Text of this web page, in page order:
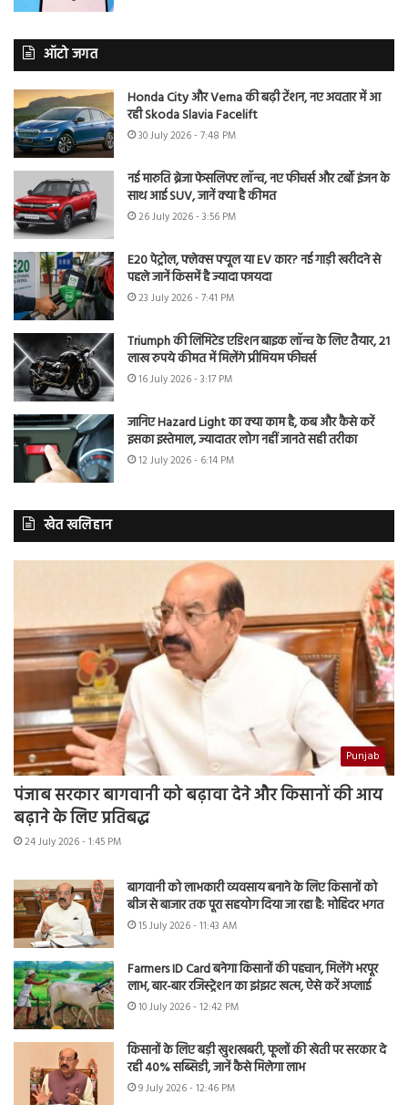
ऑटो जगत
Honda City और Verna की बढ़ी टेंशन, नए अवतार में आ
रही Skoda Slavia Facelift
30 July 2026 - 7:48 PM
नई मारुति ब्रेजा फेसलिफ्ट लॉन्च, नए फीचर्स और टर्बो इंजन के
साथ आई SUV, जानें क्या है कीमत
26 July 2026 - 3:56 PM
E20 पेट्रोल, फ्लेक्स फ्यूल या EV कार? नई गाड़ी खरीदने से
पहले जानें किसमें है ज्यादा फायदा
23 July 2026 - 7:41 PM
Triumph की लिमिटेड एडिशन बाइक लॉन्च के लिए तैयार, 21
लाख रुपये कीमत में मिलेंगे प्रीमियम फीचर्स
16 July 2026 - 3:17 PM
जानिए Hazard Light का क्या काम है, कब और कैसे करें
इसका इस्तेमाल, ज्यादातर लोग नहीं जानते सही तरीका
12 July 2026 - 6:14 PM
खेत खलिहान
Punjab
पंजाब सरकार बागवानी को बढ़ावा देने और किसानों की आय
बढ़ाने के लिए प्रतिबद्ध
24 July 2026 - 1:45 PM
बागवानी को लाभकारी व्यवसाय बनाने के लिए किसानों को
बीज से बाजार तक पूरा सहयोग दिया जा रहा है: मोहिंदर भगत
15 July 2026 - 11:43 AM
Farmers ID Card बनेगा किसानों की पहचान, मिलेंगे भरपूर
लाभ, बार-बार रजिस्ट्रेशन का झंझट खत्म, ऐसे करें अप्लाई
10 July 2026 - 12:42 PM
किसानों के लिए बड़ी खुशखबरी, फूलों की खेती पर सरकार दे
रही 40% सब्सिडी, जानें कैसे मिलेगा लाभ
9 July 2026 - 12:46 PM